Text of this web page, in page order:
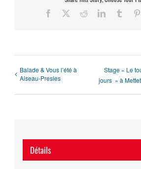
Facebook RedditLinkedInTumblr
Balade & Vous l’été à
Aiseau-Presles
Stage « Le
jours » à Mettet
Détails